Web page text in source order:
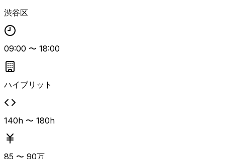
て開発を進めたいエンジニアに適した環境です。
渋谷区
09:00 〜 18:00
ハイブリット
140h 〜 180h
85 〜 90万